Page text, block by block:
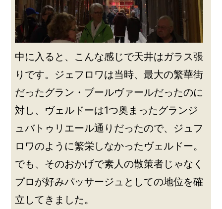
中に入ると、こんな感じで天井はガラス張
りです。ジェフロワは当時、最大の繁華街
だったグラン・ブールヴァールだったのに
対し、ヴェルドーは1つ奥まったグランジ
ュバトゥリエール通りだったので、ジュフ
ロワのように繁栄しなかったヴェルドー。
でも、そのおかげで素人の散策者じゃなく
プロが好みパッサージュとしての地位を確
立してきました。